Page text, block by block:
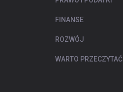
FINANSE
ROZWÓJ
WARTO PRZECZYTAĆ